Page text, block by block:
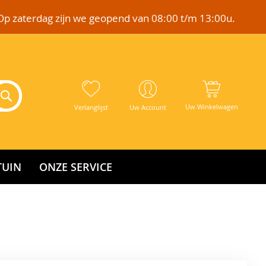
zaterdag zijn we geopend van 08:00 t/m 13:00u.
Verlanglijst Uw Account Uw Winkelwagen
ONZE SERVICE